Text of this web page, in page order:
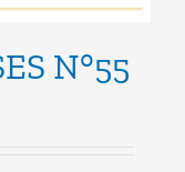
N°55